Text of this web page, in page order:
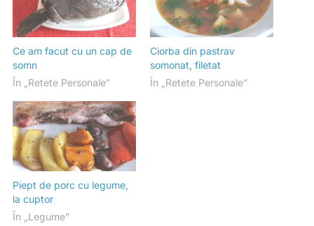
Ce am facut cu un cap de
somn
În „Retete Personale”
Ciorba din pastrav
somonat, filetat
În „Retete Personale”
Piept de porc cu legume,
la cuptor
În „Legume”